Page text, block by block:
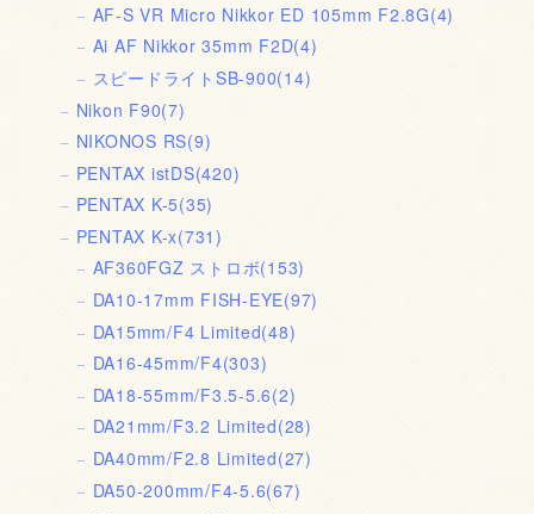
AF-S VR Micro Nikkor ED 105mm F2.8G(4)
Ai AF Nikkor 35mm F2D(4)
スピードライトSB-900(14)
Nikon F90(7)
NIKONOS RS(9)
PENTAX istDS(420)
PENTAX K-5(35)
PENTAX K-x(731)
AF360FGZ ストロボ(153)
DA10-17mm FISH-EYE(97)
DA15mm/F4 Limited(48)
DA16-45mm/F4(303)
DA18-55mm/F3.5-5.6(2)
DA21mm/F3.2 Limited(28)
DA40mm/F2.8 Limited(27)
DA50-200mm/F4-5.6(67)